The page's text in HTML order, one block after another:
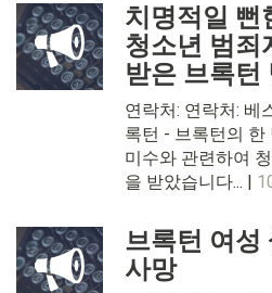
치명적일 뻔
청소년 범죄
받은 브록턴
연락처: 연락처: 베
록턴 - 브록턴의 한
미수와 관련하여
을 받았습니다... |
브록턴 여성
사망